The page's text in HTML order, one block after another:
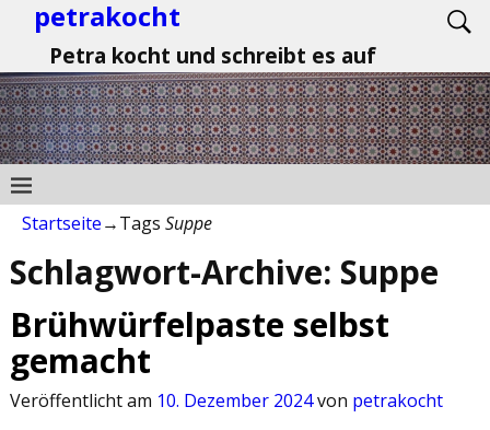
petrakocht
Petra kocht und schreibt es auf
Startseite→Tags Suppe
Schlagwort-Archive: Suppe
Brühwürfelpaste selbst
gemacht
Veröffentlicht am 10. Dezember 2024von petrakocht